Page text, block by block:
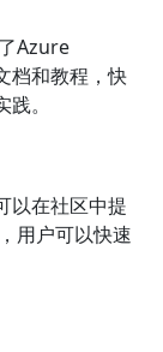
Azure
档和教程，快
。
以在社区中提
用户可以快速